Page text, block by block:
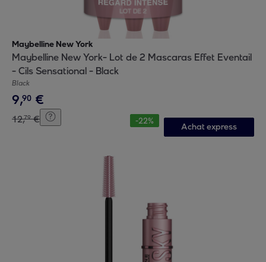
Maybelline New York
Maybelline New York- Lot de 2 Mascaras Effet Eventail
- Cils Sensational - Black
Black
9,90 €
12,79 € -22%
Achat express